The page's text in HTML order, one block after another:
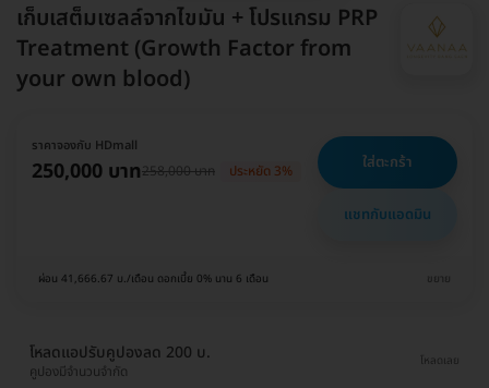
เก็บเสต็มเซลล์จากไขมัน + โปรแกรม PRP
Treatment (Growth Factor from
your own blood)
ราคาจองกับ HDmall
250,000 บาท258,000 บาท ประหยัด 3% ใส่ตะกร้า
แชทกับแอดมิน
ผ่อน 41,666.67 บ./เดือน ดอกเบี้ย 0% นาน 6 เดือน ขยาย
โหลดแอปรับคูปองลด 200 บ.
คูปองมีจำนวนจำกัด
โหลดเลย